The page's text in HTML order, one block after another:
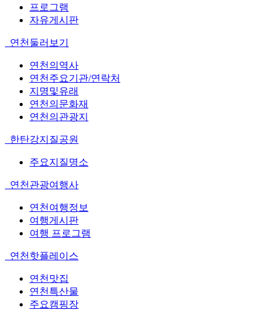
프로그램
자유게시판
연천둘러보기
연천의역사
연천주요기관/연락처
지명및유래
연천의문화재
연천의관광지
한탄강지질공원
주요지질명소
연천관광여행사
연천여행정보
여행게시판
여행 프로그램
연천핫플레이스
연천맛집
연천특산물
주요캠핑장